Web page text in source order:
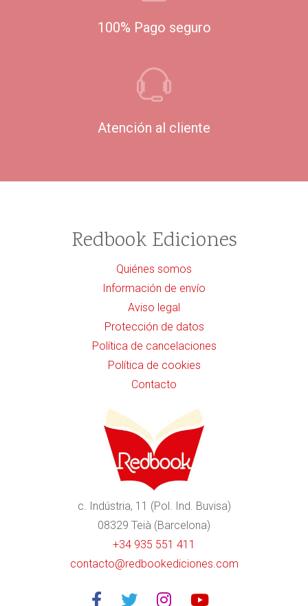
100% Pago seguro
Atención al cliente
Redbook Ediciones
Quiénes somos
Información de envío
Aviso legal
Protección de datos
Política de cancelaciones
Política de cookies
Contacto
c. Indústria, 11 (Pol. Ind. Buvisa)
08329 Teià (Barcelona)
+34 935 551 411
contacto@redbookediciones.com